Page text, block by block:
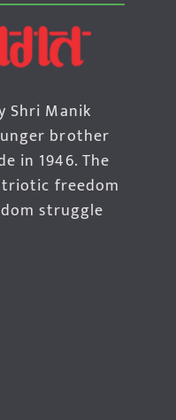
Shri Manik
brother
in 1946. The
freedom
struggle